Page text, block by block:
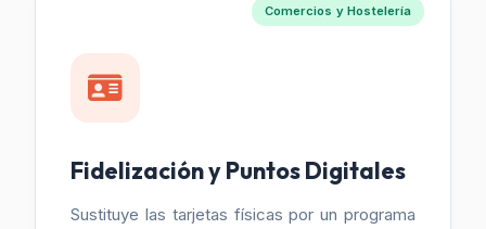
Comercios y Hostelería
Fidelización y Puntos Digitales
Sustituye las tarjetas físicas por un programa